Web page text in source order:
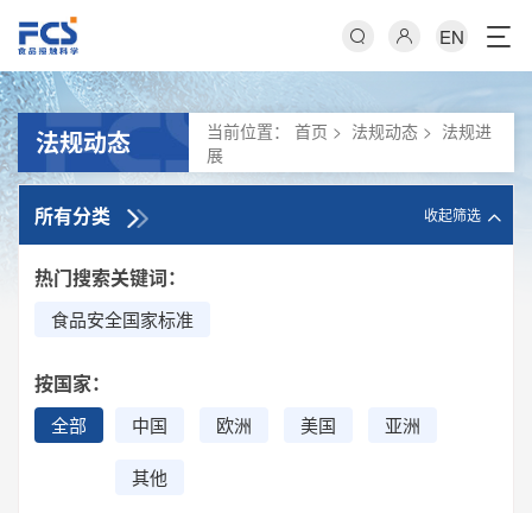
EN
法规动态 当前位置：首页 > 法规动态 > 法规进
展
所有分类 收起筛选
热门搜索关键词：
食品安全国家标准
按国家：
全部 中国 欧洲 美国 亚洲
其他